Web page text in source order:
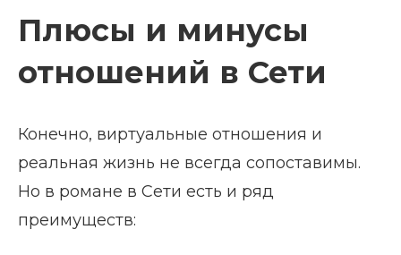
Плюсы и минусы
отношений в Сети
Конечно, виртуальные отношения и
реальная жизнь не всегда сопоставимы.
Но в романе в Сети есть и ряд
преимуществ: